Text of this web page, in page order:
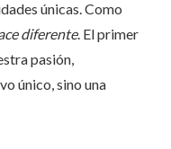
únicas. Como
diferente. El primer
pasión,
único, sino una